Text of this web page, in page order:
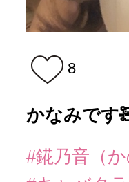
8
かなみです
#錵乃音（